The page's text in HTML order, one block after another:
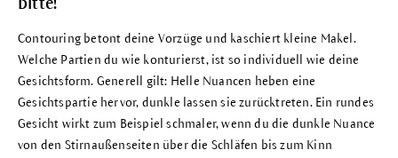
Contouring betont deine Vorzüge und kaschiert kleine Makel.
Welche Partien du wie konturierst, ist so individuell wie deine
Gesichtsform. Generell gilt: Helle Nuancen heben eine
Gesichtspartie hervor, dunkle lassen sie zurücktreten. Ein rundes
Gesicht wirkt zum Beispiel schmaler, wenn du die dunkle Nuance
von den Stirnaußenseiten über die Schläfen bis zum Kinn